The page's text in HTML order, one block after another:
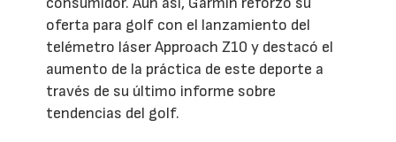
oferta para golf con el lanzamiento del
telémetro láser Approach Z10 y destacó el
aumento de la práctica de este deporte a
través de su último informe sobre
tendencias del golf.